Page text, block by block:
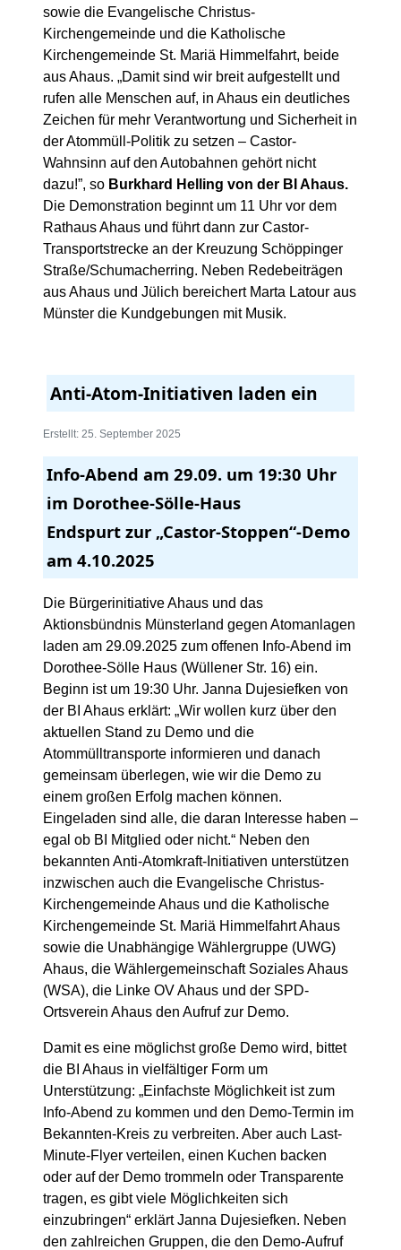
sowie die Evangelische Christus-
Kirchengemeinde und die Katholische
Kirchengemeinde St. Mariä Himmelfahrt, beide
aus Ahaus. „Damit sind wir breit aufgestellt und
rufen alle Menschen auf, in Ahaus ein deutliches
Zeichen für mehr Verantwortung und Sicherheit in
der Atommüll-Politik zu setzen – Castor-
Wahnsinn auf den Autobahnen gehört nicht
dazu!”, so Burkhard Helling von der BI Ahaus.
Die Demonstration beginnt um 11 Uhr vor dem
Rathaus Ahaus und führt dann zur Castor-
Transportstrecke an der Kreuzung Schöppinger
Straße/Schumacherring. Neben Redebeiträgen
aus Ahaus und Jülich bereichert Marta Latour aus
Münster die Kundgebungen mit Musik.
Anti-Atom-Initiativen laden ein
Erstellt: 25. September 2025
Info-Abend am 29.09. um 19:30 Uhr
im Dorothee-Sölle-Haus
Endspurt zur „Castor-Stoppen“-Demo
am 4.10.2025
Die Bürgerinitiative Ahaus und das
Aktionsbündnis Münsterland gegen Atomanlagen
laden am 29.09.2025 zum offenen Info-Abend im
Dorothee-Sölle Haus (Wüllener Str. 16) ein.
Beginn ist um 19:30 Uhr. Janna Dujesiefken von
der BI Ahaus erklärt: „Wir wollen kurz über den
aktuellen Stand zu Demo und die
Atommülltransporte informieren und danach
gemeinsam überlegen, wie wir die Demo zu
einem großen Erfolg machen können.
Eingeladen sind alle, die daran Interesse haben –
egal ob BI Mitglied oder nicht.“ Neben den
bekannten Anti-Atomkraft-Initiativen unterstützen
inzwischen auch die Evangelische Christus-
Kirchengemeinde Ahaus und die Katholische
Kirchengemeinde St. Mariä Himmelfahrt Ahaus
sowie die Unabhängige Wählergruppe (UWG)
Ahaus, die Wählergemeinschaft Soziales Ahaus
(WSA), die Linke OV Ahaus und der SPD-
Ortsverein Ahaus den Aufruf zur Demo.
Damit es eine möglichst große Demo wird, bittet
die BI Ahaus in vielfältiger Form um
Unterstützung: „Einfachste Möglichkeit ist zum
Info-Abend zu kommen und den Demo-Termin im
Bekannten-Kreis zu verbreiten. Aber auch Last-
Minute-Flyer verteilen, einen Kuchen backen
oder auf der Demo trommeln oder Transparente
tragen, es gibt viele Möglichkeiten sich
einzubringen“ erklärt Janna Dujesiefken. Neben
den zahlreichen Gruppen, die den Demo-Aufruf